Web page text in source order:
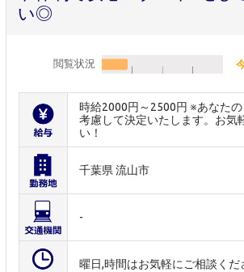
い◎
閲覧状況
時給2000円～2500円 ※あなた
考慮して決定いたします。お気
い！
千葉県 流山市
-
曜日,時間はお気軽にご相談くだ